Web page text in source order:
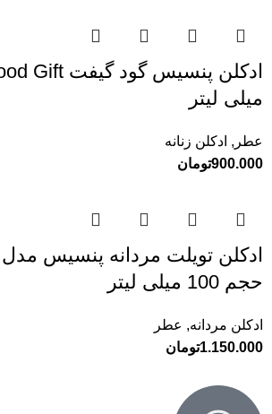
میلی لیتر
عطر , ادکلن زنانه
900.000تومان
حجم 100 میلی لیتر
ادکلن مردانه, عطر
1.150.000تومان